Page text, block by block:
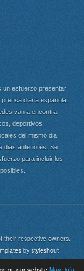
un esfuerzo presentar
diaria espanola.
van a encontrar
deportivos,
del mismo dia
dias anteriores. Se
para incluir los
their respective owners.
by styleshout